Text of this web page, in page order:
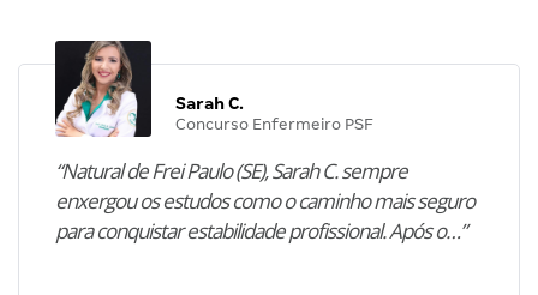
Sarah C.
Concurso Enfermeiro PSF
“Natural de Frei Paulo (SE), Sarah C. sempre
enxergou os estudos como o caminho mais seguro
para conquistar estabilidade profissional. Após o…”